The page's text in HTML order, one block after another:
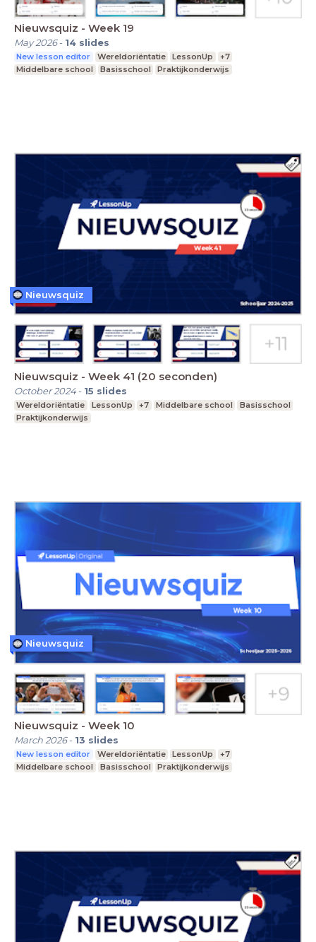
Nieuwsquiz - Week 19
May 2026- 14 slides
New lesson editor Wereldoriëntatie LessonUp
+7
Middelbare school
Basisschool Praktijkonderwijs
Nieuwsquiz - Week 41 (20 seconden)
October 2024- 15 slides
Wereldoriëntatie LessonUp +7 Middelbare school
Basisschool
Praktijkonderwijs
Nieuwsquiz
Nieuwsquiz - Week 10
March 2026- 13 slides
New lesson editor Wereldoriëntatie LessonUp
+7
Middelbare school
Basisschool Praktijkonderwijs
Nieuwsquiz